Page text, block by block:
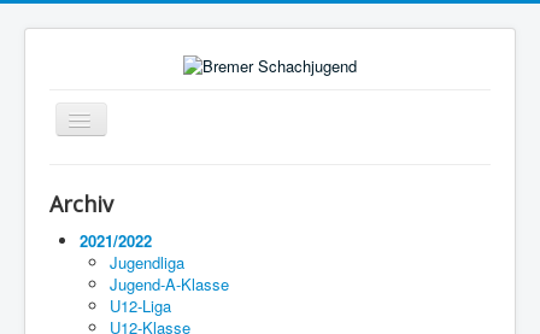
Navigation
an/aus
Termine
Impressum
Archiv
2021/2022
Jugendliga
Jugend-A-Klasse
U12-Liga
U12-Klasse